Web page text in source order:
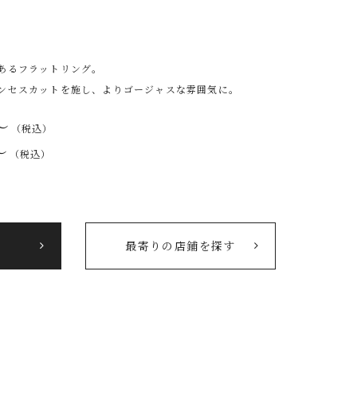
フラットリング。
スカットを施し、よりゴージャスな雰囲気に。
（税込）
（税込）
最寄りの店鋪を探す